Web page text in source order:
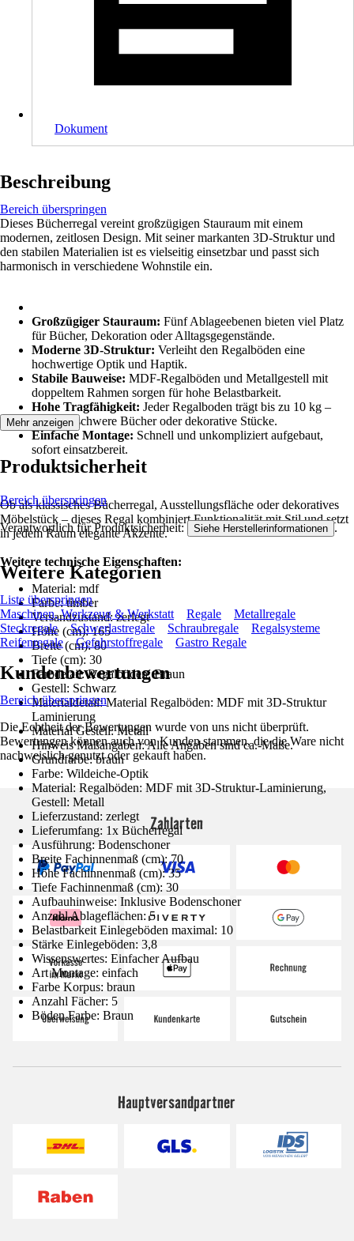
Dokument
Beschreibung
Bereich überspringen
Dieses Bücherregal vereint großzügigen Stauraum mit einem
modernen, zeitlosen Design. Mit seiner markanten 3D-Struktur und
den stabilen Materialien ist es vielseitig einsetzbar und passt sich
harmonisch in verschiedene Wohnstile ein.
Großzügiger Stauraum: Fünf Ablageebenen bieten viel Platz
für Bücher, Dekoration oder Alltagsgegenstände.
Moderne 3D-Struktur: Verleiht den Regalböden eine
hochwertige Optik und Haptik.
Stabile Bauweise: MDF-Regalböden und Metallgestell mit
doppeltem Rahmen sorgen für hohe Belastbarkeit.
Hohe Tragfähigkeit: Jeder Regalboden trägt bis zu 10 kg –
ideal für schwere Bücher oder dekorative Stücke.
Einfache Montage: Schnell und unkompliziert aufgebaut,
sofort einsatzbereit.
Ob als klassisches Bücherregal, Ausstellungsfläche oder dekoratives
Möbelstück – dieses Regal kombiniert Funktionalität mit Stil und setzt
in jedem Raum elegante Akzente.
Weitere technische Eigenschaften:
Material: mdf
Farbe: timber
Versandzustand: zerlegt
Höhe (cm): 165
Breite (cm): 80
Tiefe (cm): 30
Farbdetail: Regalböden: Braun
Gestell: Schwarz
Materialdetail: Material Regalböden: MDF mit 3D-Struktur
Laminierung
Material Gestell: Metall
Hinweis Maßangaben: Alle Angaben sind ca.-Maße.
Grundfarbe: braun
Farbe: Wildeiche-Optik
Material: Regalböden: MDF mit 3D-Struktur-Laminierung,
Gestell: Metall
Lieferzustand: zerlegt
Lieferumfang: 1x Bücherregal
Ausführung: Bodenschoner
Breite Fachinnenmaß (cm): 70
Höhe Fachinnenmaß (cm): 35
Tiefe Fachinnenmaß (cm): 30
Aufbauhinweise: Inklusive Bodenschoner
Anzahl Ablageflächen: 5
Belastbarkeit Einlegeböden maximal: 10
Stärke Einlegeböden: 3,8
Wissenswertes: Einfacher Aufbau
Art Montage: einfach
Farbe Korpus: braun
Anzahl Fächer: 5
Böden Farbe: Braun
Mehr anzeigen
Produktsicherheit
Bereich überspringen
Verantwortlich für Produktsicherheit: Siehe Herstellerinformationen .
Weitere Kategorien
Liste überspringen
Maschinen, Werkzeug & Werkstatt
Regale
Metallregale
Steckregale
Schwerlastregale Schraubregale
Regalsysteme
Reifenregale
Gefahrstoffregale Gastro Regale
Kundenbewertungen
Bereich überspringen
Die Echtheit der Bewertungen wurde von uns nicht überprüft.
Bewertungen können auch von Kunden stammen, die die Ware nicht
nachweislich genutzt oder gekauft haben.
Zahlarten
Hauptversandpartner